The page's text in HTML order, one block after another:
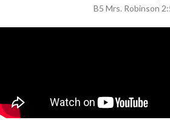
B5 Mrs. Robinson